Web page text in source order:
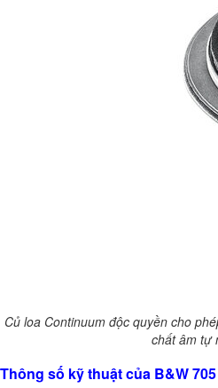
Củ loa Continuum độc quyền cho
chất âm tự
Thông số kỹ thuật của B&W 705